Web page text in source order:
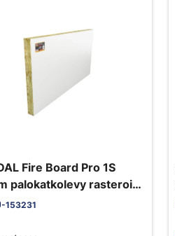
Fire Board Pro 1S
palokatkolevy rasteroitu
153231